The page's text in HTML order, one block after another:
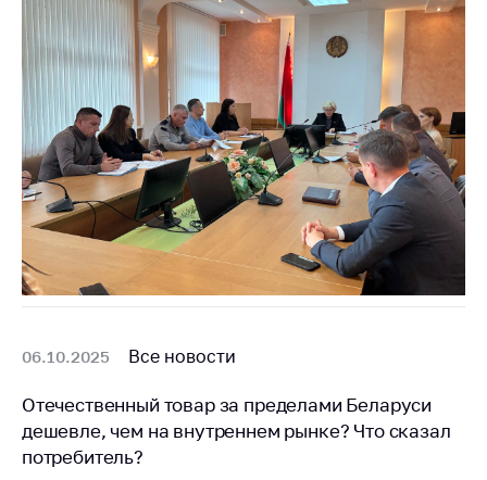
Защита
персональных
данных
Новости
Обратиться в МАРТ
Личный прием
граждан и юр. лиц
Прямaя телефоннaя
линия
Электронные
обращения
Сообщить о росте
цен на товары
06.10.2025 Все новости
Отечественный товар за пределами Беларуси
дешевле, чем на внутреннем рынке? Что сказал
потребитель?